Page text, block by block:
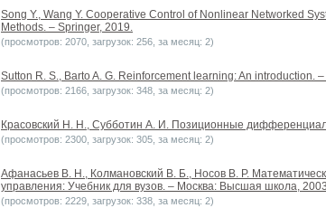
Song Y., Wang Y. Cooperative Control of Nonlinear Networked
Methods. – Springer, 2019.
(просмотров: 2070, загрузок: 256, за месяц: 2)
Sutton R. S., Barto A. G. Reinforcement learning: An introduction.
(просмотров: 2166, загрузок: 348, за месяц: 2)
Красовский Н. Н., Субботин А. И. Позиционные
(просмотров: 2300, загрузок: 305, за месяц: 2)
Афанасьев В. Н., Колмановский В. Б., Носов В. Р.
управления: Учебник для вузов. – Москва: Высшая школа,
(просмотров: 2229, загрузок: 338, за месяц: 2)